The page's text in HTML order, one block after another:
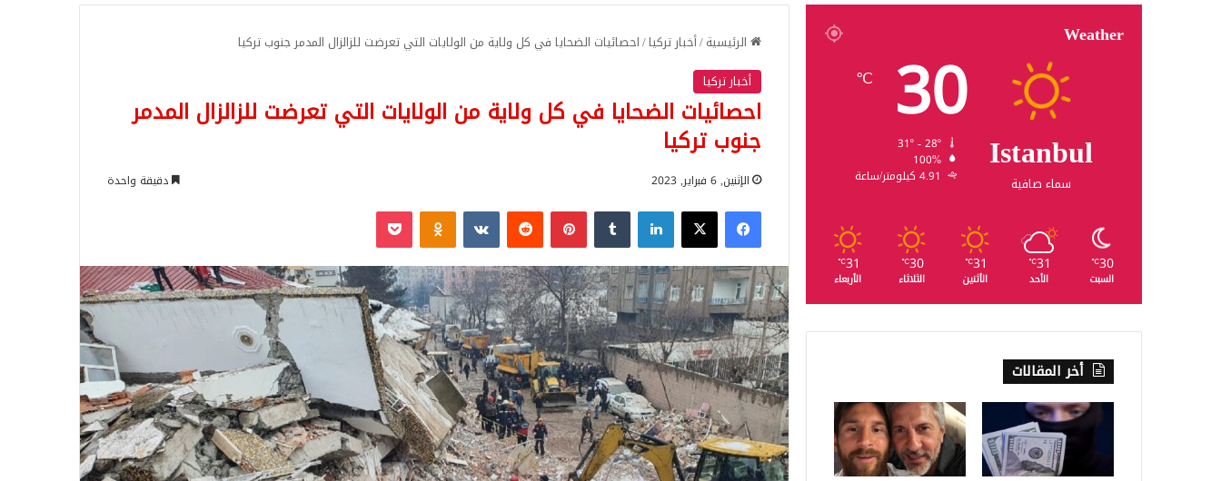
الرئيسية/أخبار تركيا/احصائيات الضحايا في كل ولاية من الولايات التي تعرضت للزالزال المدمر جنوب تركيا
أخبار تركيا
احصائيات الضحايا في كل ولاية من الولايات التي تعرضت للزالزال المدمر
جنوب تركيا
الإثنين, 6 فبراير, 2023 دقيقة واحدة
فيسبوك‫X لينكدإن بينتيريست Odnoklassniki
‫Pocket
Weather
Istanbul
سماء صافية
30
℃
100%
4.91 كيلومتر/ساعة
30
℃
السبت
31
℃
الأحد
31
℃
الأثنين
30
℃
الثلاثاء
31
℃
الأربعاء
أخر المقالات